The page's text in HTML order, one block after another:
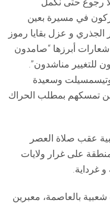
في مسيرة بعين
و عزل بقايا رموز
أبرزها “صامدون
للتغيير مناشدون”.
وسعيدة
تمسكهم بمطلب الحراك
عقب صلاة العصر
على غرار ولايات
و غرداية.
بالعاصمة، معبرين